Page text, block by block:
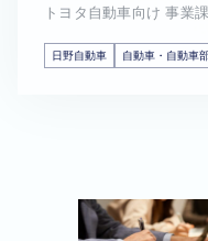
トヨタ自動車向け 事業
日野自動車 自動車・自動車